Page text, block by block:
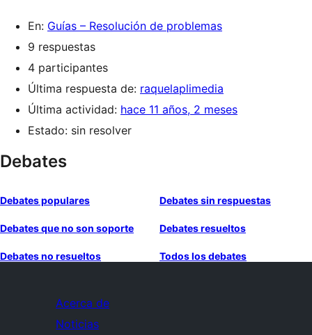
En: Guías – Resolución de problemas
9 respuestas
4 participantes
Última respuesta de: raquelaplimedia
Última actividad: hace 11 años, 2 meses
Estado: sin resolver
Debates
Debates populares Debates sin respuestas
Debates que no son soporte Debates resueltos
Debates no resueltos Todos los debates
Acerca de
Noticias